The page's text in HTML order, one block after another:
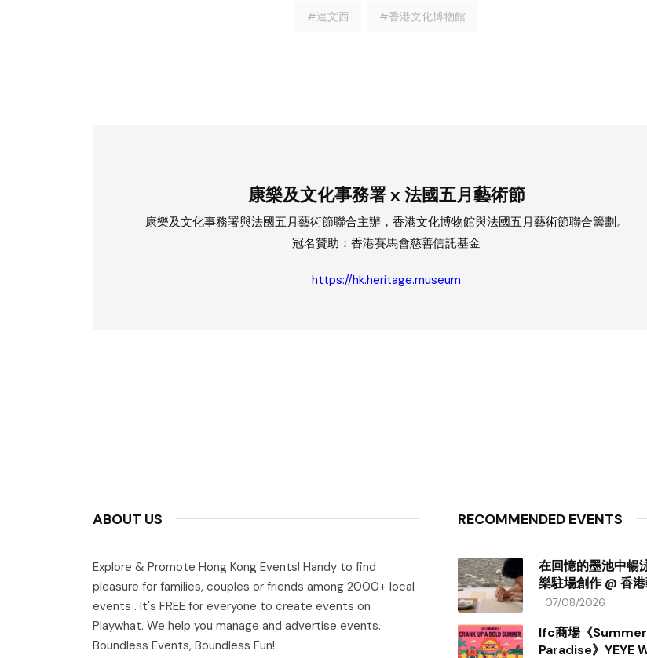
#達文西 #香港文化博物館
康樂及文化事務署 x 法國五月藝術節
康樂及文化事務署與法國五月藝術節聯合主辦，香港文化博物館與法國五月藝術節聯合籌劃。
冠名贊助：香港賽馬會慈善信託基金
https://hk.heritage.museum
ABOUT US
Explore & Promote Hong Kong Events! Handy to find
pleasure for families, couples or friends among 2000+ local
events . It's FREE for everyone to create events on
Playwhat. We help you manage and advertise events.
Boundless Events, Boundless Fun!
RECOMMENDED EVENTS
在回憶的墨池中暢
樂駐場創作 @ 香
07/08/2026
Ifc商場《Summer
Paradise》YEYE